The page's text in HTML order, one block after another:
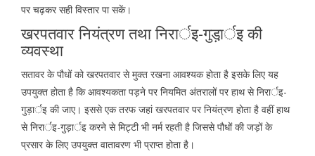
पर चढ़कर सही विस्तार पा सकें।
खरपतवार नियंत्रण तथा निरार्इ-गुड़ा़र्इ की
व्यवस्था
सतावर के पौधों को खरपतवार से मुक्त रखना आवश्यक होता है इसके लिए यह
उपयुक्त होता है कि आवश्यकता पड़ने पर नियमित अंतरालों पर हाथ से निरार्इ-
गुड़ार्इ की जाए। इससे एक तरफ जहां खरपतवार पर नियंत्रण होता है वहीं हाथ
से निरार्इ-गुड़ार्इ करने से मिट्टी भी नर्म रहती है जिससे पौधों की जड़ों के
प्रसार के लिए उपयुक्त वातावरण भी प्राप्त होता है।